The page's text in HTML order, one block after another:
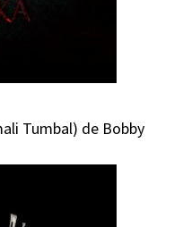
Tumbal) de Bobby